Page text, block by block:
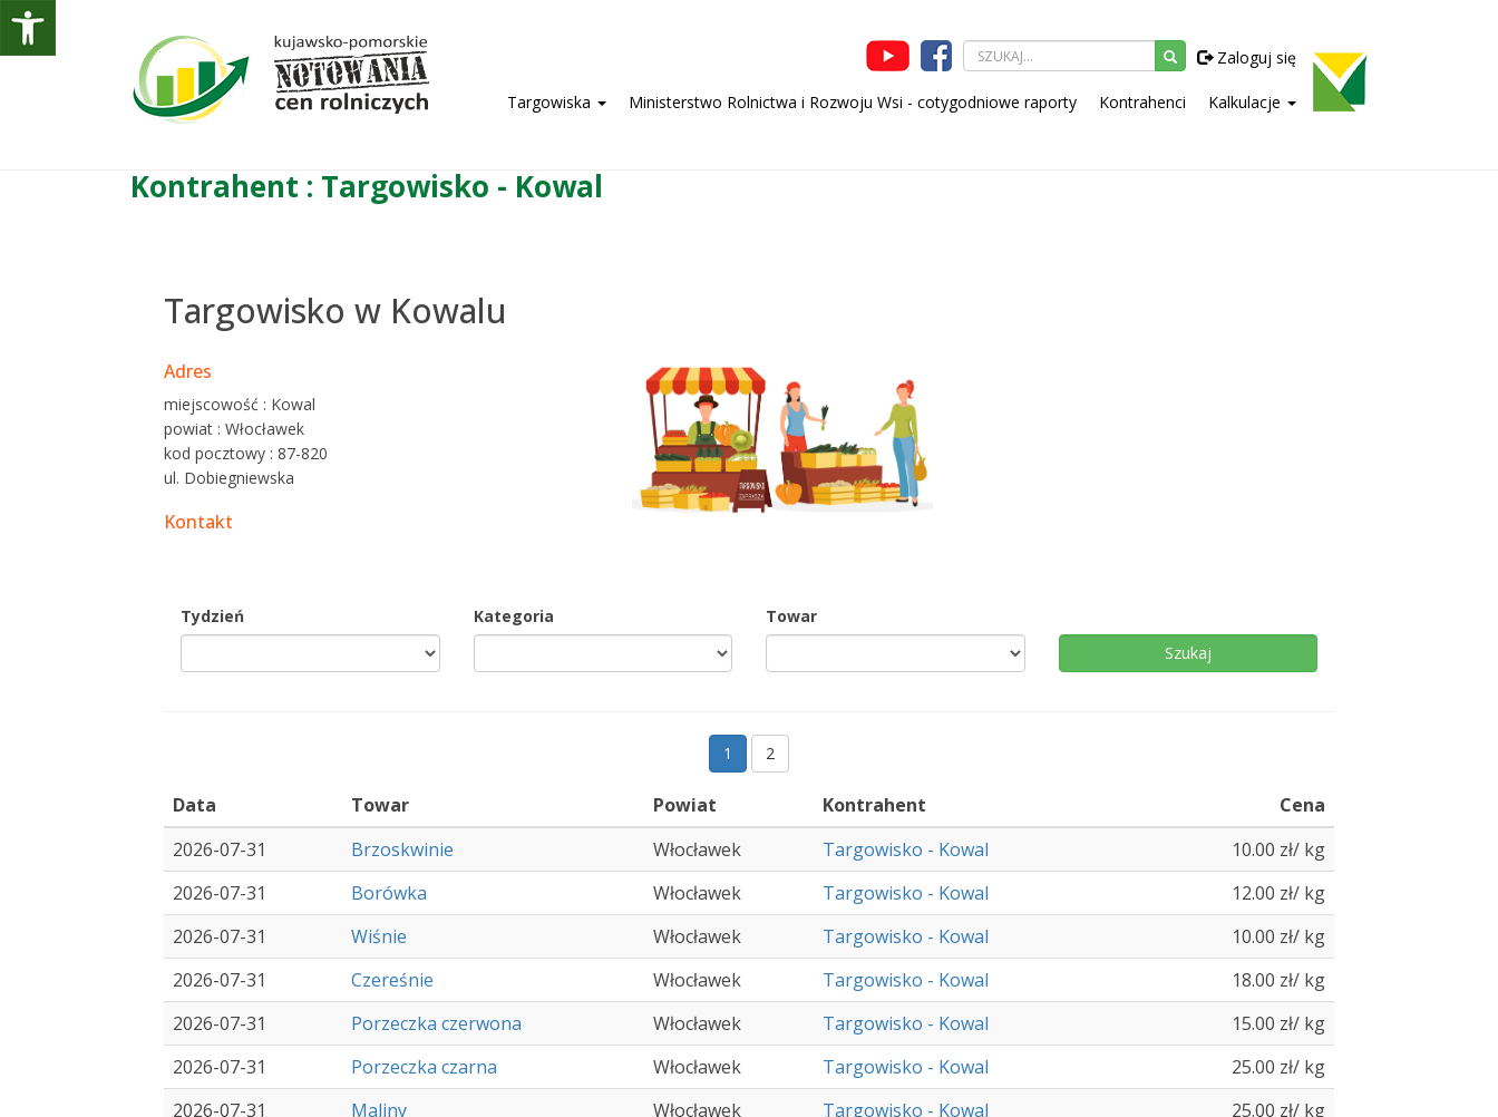
Zaloguj się
Targowiska Ministerstwo Rolnictwa i Rozwoju Wsi - cotygodniowe raporty Kontrahenci Kalkulacje
Kontrahent : Targowisko - Kowal
Targowisko w Kowalu
Adres
miejscowość : Kowal
powiat : Włocławek
kod pocztowy : 87-820
ul. Dobiegniewska
Kontakt
Tydzień Kategoria Towar
1 2
Data Towar Powiat Kontrahent
Cena
2026-07-31
Brzoskwinie Włocławek Targowisko - Kowal
10.00 zł/ kg
2026-07-31
Borówka Włocławek Targowisko - Kowal
12.00 zł/ kg
2026-07-31
Wiśnie Włocławek Targowisko - Kowal
10.00 zł/ kg
2026-07-31
Czereśnie Włocławek Targowisko - Kowal
18.00 zł/ kg
2026-07-31
Porzeczka czerwona Włocławek Targowisko - Kowal
15.00 zł/ kg
2026-07-31
Porzeczka czarna Włocławek Targowisko - Kowal
25.00 zł/ kg
2026-07-31
Maliny Włocławek Targowisko - Kowal
25.00 zł/ kg